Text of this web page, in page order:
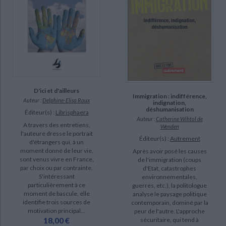
Gemenne, François (4)
Liauzu, Claude (4)
Mankou, Brice Arsène (4)
livre (533)
revue (71)
poche (31)
SÉRIE
Le desexil de l'exil : une expérience d'université libre (3)
Aux origines de la nation ivoirienne, 1893-1946 (2)
Manuel sur la conception de formations à la compétence interculturelle
D'ici et d'ailleurs
Auteur : Delphine-Elisa Roux
Éditeur(s) : Librisphaera
A travers des entretiens,
l'auteure dresse le portrait
d'étrangers qui, à un
moment donné de leur vie,
sont venus vivre en France,
par choix ou par contrainte.
S'intéressant
particulièrement à ce
moment de bascule, elle
identifie trois sources de
motivation principal...
18,00 €
Immigration : indifférence,
indignation,
déshumanisation
Auteur : Catherine Wihtol de
Wenden
Éditeur(s) : Autrement
Après avoir posé les causes
de l'immigration (coups
d'Etat, catastrophes
environnementales,
guerres, etc.), la politologue
analyse le paysage politique
contemporain, dominé par la
peur de l'autre. L'approche
sécuritaire, qui tend à